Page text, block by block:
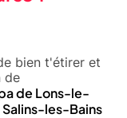
bien t'étirer et
de
de Lons-le-
les-Bains